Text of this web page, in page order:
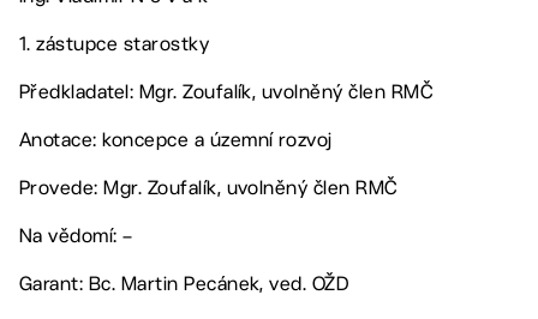
1. zástupce starostky
Předkladatel: Mgr. Zoufalík, uvolněný člen RMČ
Anotace: koncepce a územní rozvoj
Provede: Mgr. Zoufalík, uvolněný člen RMČ
Na vědomí: –
Garant: Bc. Martin Pecánek, ved. OŽD